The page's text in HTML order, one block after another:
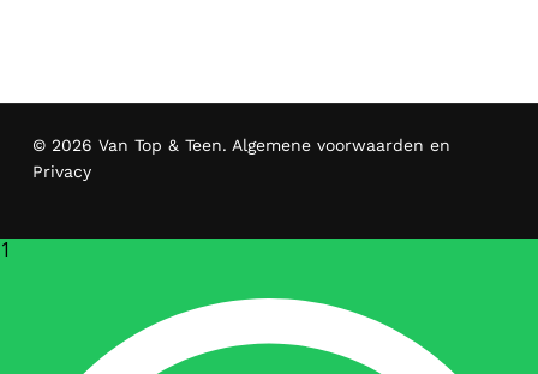
© 2026 Van Top & Teen. Algemene voorwaarden en
Privacy
1